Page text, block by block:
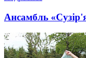
Ансамбль